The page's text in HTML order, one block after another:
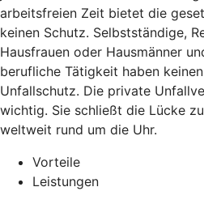
arbeitsfreien Zeit bietet die
keinen Schutz. Selbstständige,
Hausfrauen oder Hausmänner
berufliche Tätigkeit haben
Unfallschutz. Die private
wichtig. Sie schließt die Lücke
weltweit rund um die Uhr.
Vorteile
Leistungen